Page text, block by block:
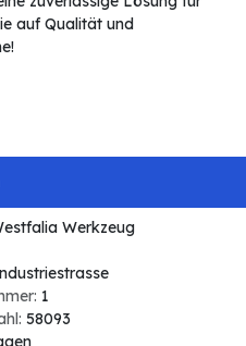
auf Qualität und
Werkzeug
1
58093